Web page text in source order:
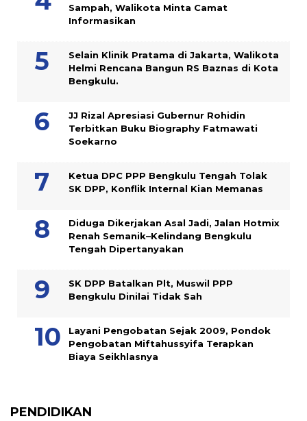
Sampah, Walikota Minta Camat
Informasikan
Selain Klinik Pratama di Jakarta, Walikota
Helmi Rencana Bangun RS Baznas di Kota
Bengkulu.
JJ Rizal Apresiasi Gubernur Rohidin
Terbitkan Buku Biography Fatmawati
Soekarno
Ketua DPC PPP Bengkulu Tengah Tolak
SK DPP, Konflik Internal Kian Memanas
Diduga Dikerjakan Asal Jadi, Jalan Hotmix
Renah Semanik–Kelindang Bengkulu
Tengah Dipertanyakan
SK DPP Batalkan Plt, Muswil PPP
Bengkulu Dinilai Tidak Sah
Layani Pengobatan Sejak 2009, Pondok
Pengobatan Miftahussyifa Terapkan
Biaya Seikhlasnya
PENDIDIKAN